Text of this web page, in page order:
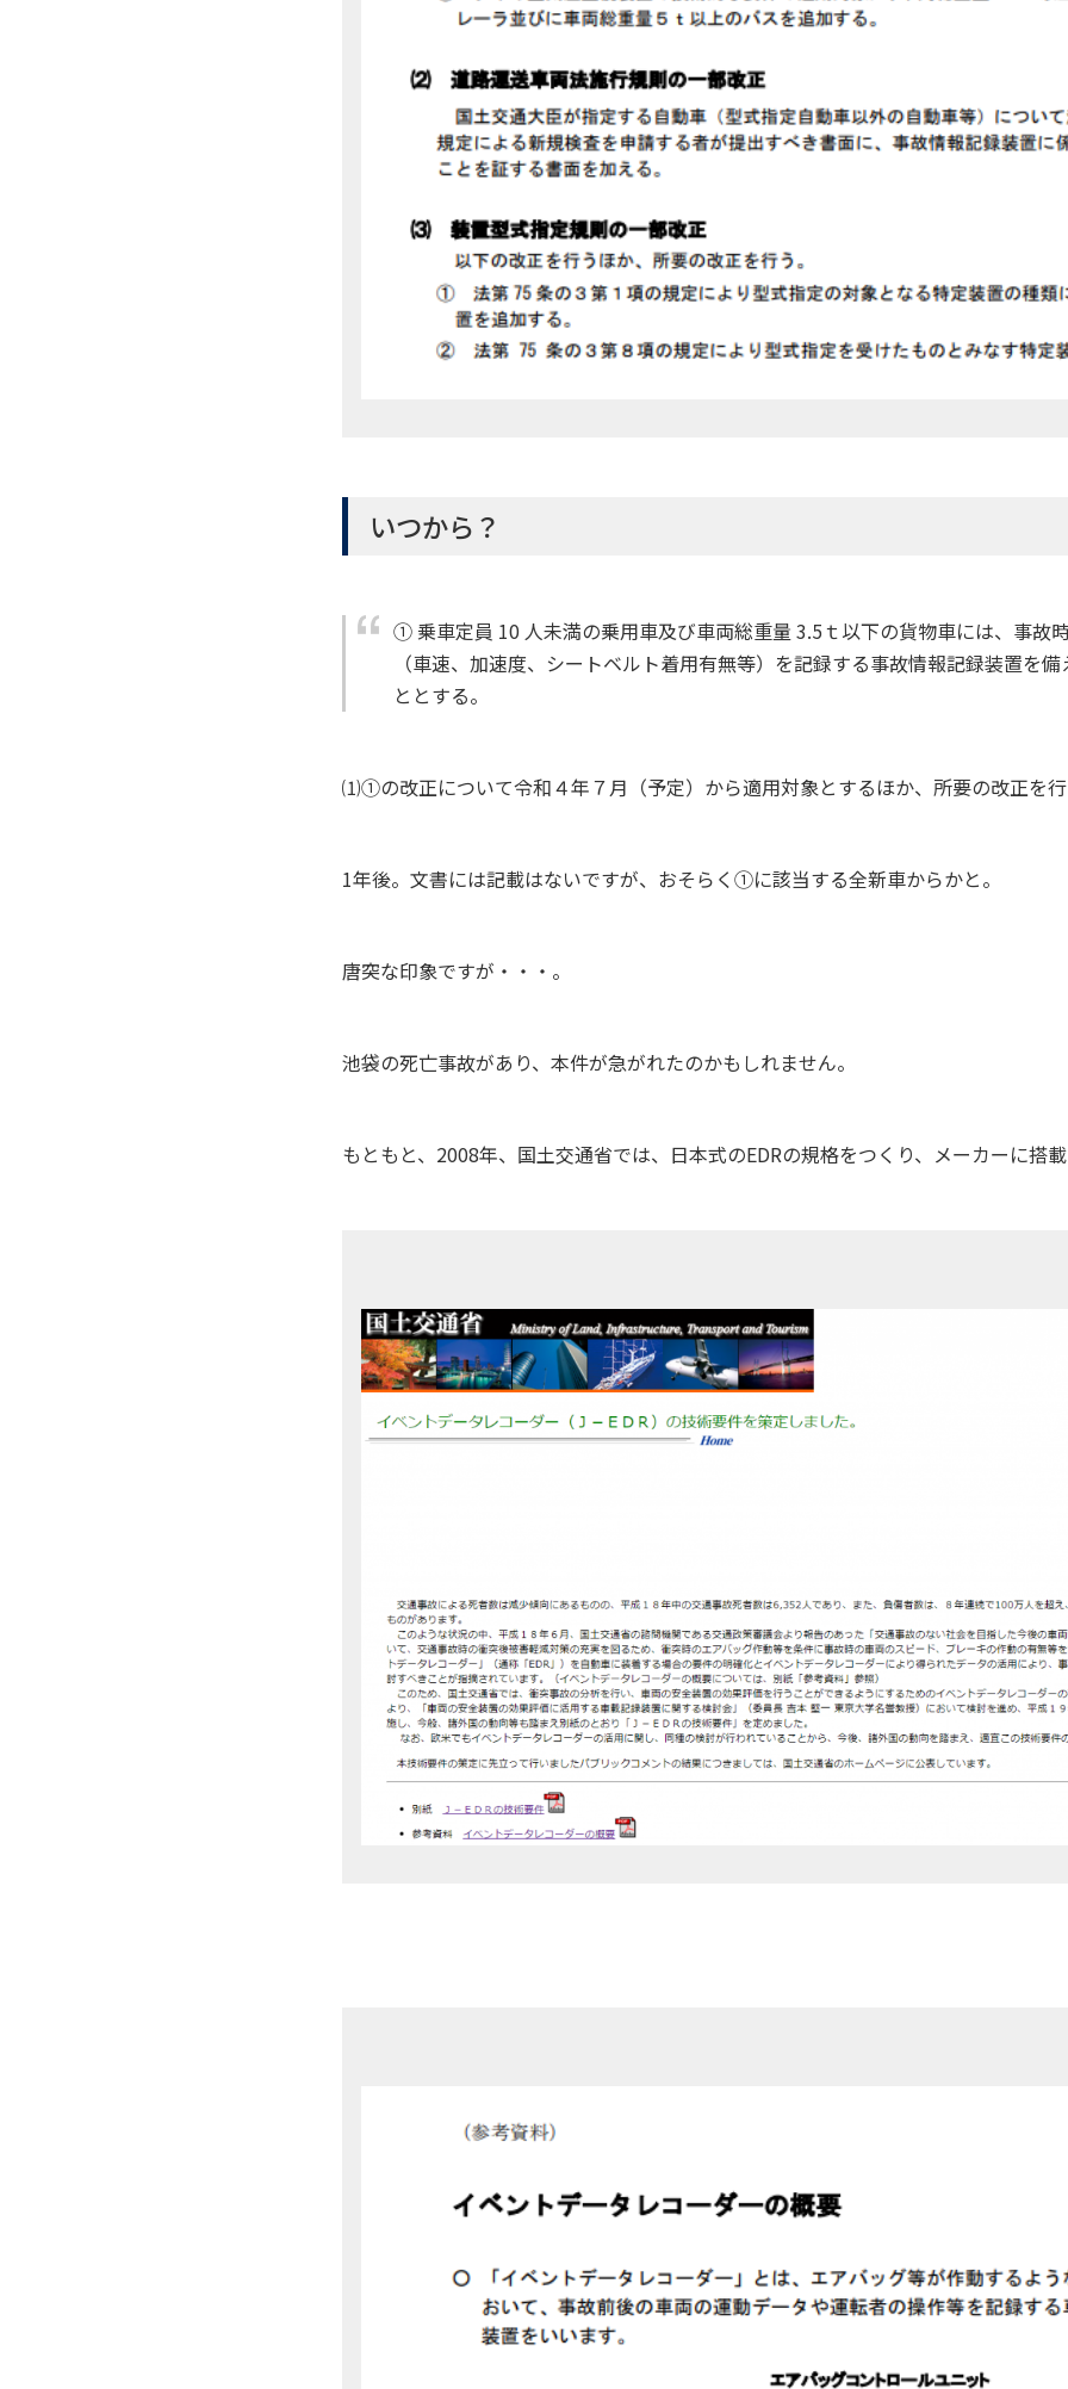
いつから？
① 乗車定員 10 人未満の乗用車及び車両総重量 3.5ｔ以下の貨物車には、事故
（車速、加速度、シートベルト着用有無等）を記録する事故情報記録装置を
ととする。
⑴①の改正について令和４年７月（予定）から適用対象とするほか、所要の改正を行
1年後。文書には記載はないですが、おそらく①に該当する全新車からかと。
唐突な印象ですが・・・。
池袋の死亡事故があり、本件が急がれたのかもしれません。
もともと、2008年、国土交通省では、日本式のEDRの規格をつくり、メーカーに搭載